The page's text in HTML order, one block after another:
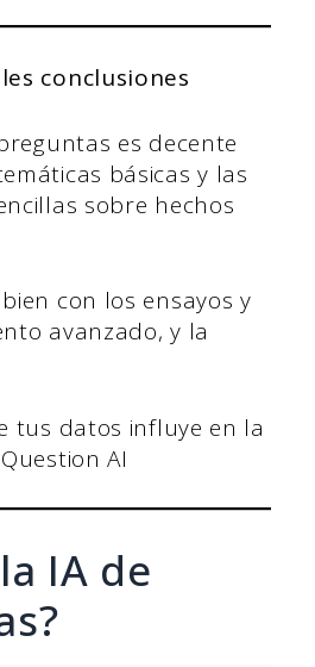
conclusiones
es decente
básicas y las
sobre hechos
con los ensayos y
avanzado, y la
tus datos influye en la
AI
IA de